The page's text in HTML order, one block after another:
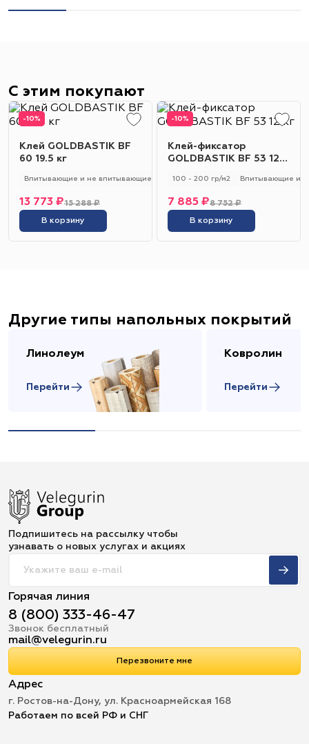
С этим покупают
-10%
Клей GOLDBASTIK BF
60 19.5 кг
Впитывающие и не впитывающие 250 - 280 гр/м2 Универсальный
15 288 ₽
13 773 ₽
В корзину
-10%
Клей-фиксатор
GOLDBASTIK BF 53 12
100 - 200 гр/м2 Впитывающие и
8 752 ₽
7 885 ₽
В корзину
Другие типы напольных покрытий
Линолеум
Перейти
Ковролин
Перейти
Подпишитесь на рассылку чтобы
узнавать о новых услугах и акциях
Горячая линия
8 (800) 333-46-47
Звонок бесплатный
mail@velegurin.ru
Перезвоните мне
Адрес
г. Ростов-на-Дону, ул. Красноармейская 168
Работаем по всей РФ и СНГ